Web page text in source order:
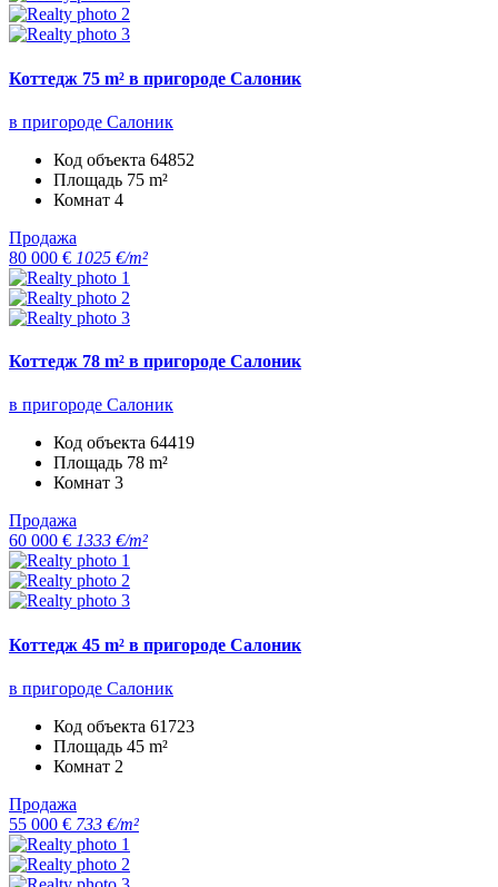
Коттедж 75 m² в пригороде Салоник
в пригороде Салоник
Код объекта 64852
Площадь 75 m²
Комнат 4
Продажа
80 000 € 1025 €/m²
Коттедж 78 m² в пригороде Салоник
в пригороде Салоник
Код объекта 64419
Площадь 78 m²
Комнат 3
Продажа
60 000 € 1333 €/m²
Коттедж 45 m² в пригороде Салоник
в пригороде Салоник
Код объекта 61723
Площадь 45 m²
Комнат 2
Продажа
55 000 € 733 €/m²